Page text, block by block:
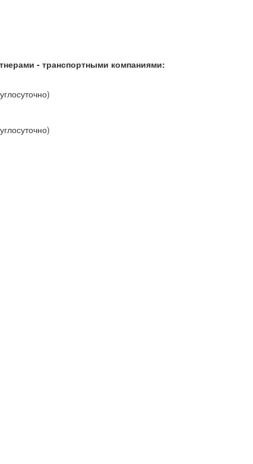
- транспортными компаниями: